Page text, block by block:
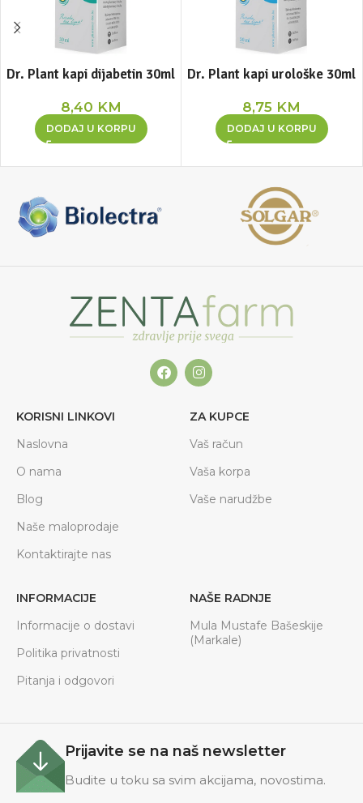
Dr. Plant kapi dijabetin 30ml
8,40 KM
DODAJ U KORPU
Dr. Plant kapi urološke 30ml
8,75 KM
DODAJ U KORPU
KORISNI LINKOVI
Naslovna
O nama
Blog
Naše maloprodaje
Kontaktirajte nas
ZA KUPCE
Vaš račun
Vaša korpa
Vaše narudžbe
INFORMACIJE
Informacije o dostavi
Politika privatnosti
Pitanja i odgovori
NAŠE RADNJE
Mula Mustafe Bašeskije
(Markale)
Prijavite se na naš newsletter
Budite u toku sa svim akcijama, novostima.